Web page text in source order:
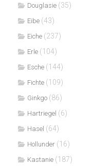
Douglasie (35)
Eibe (43)
Eiche (237)
Erle (104)
Esche (144)
Fichte (109)
Ginkgo (86)
Hartriegel (6)
Hasel (64)
Hollunder (16)
Kastanie (187)